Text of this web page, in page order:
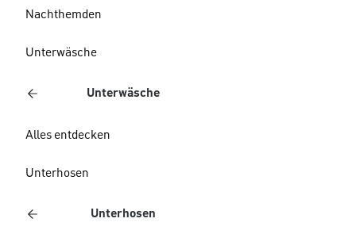
Nachthemden
Unterwäsche
Unterwäsche
Alles entdecken
Unterhosen
Unterhosen